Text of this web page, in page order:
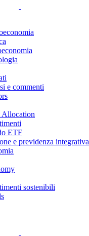
e commenti
Allocation
ETF
e previdenza integrativa
sostenibili